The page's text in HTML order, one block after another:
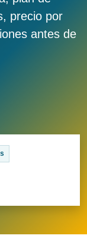
precio por
antes de